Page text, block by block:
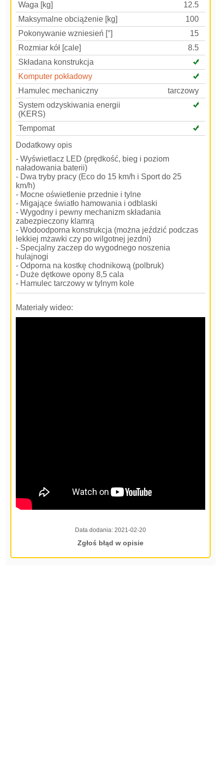
Waga [kg]
12.5
Maksymalne obciążenie [kg]
100
Pokonywanie wzniesień [°]
15
Rozmiar kół [cale]
8.5
Składana konstrukcja
Komputer pokładowy
Hamulec mechaniczny
tarczowy
System odzyskiwania energii
(KERS)
Tempomat
Dodatkowy opis
- Wyświetlacz LED (prędkość, bieg i poziom
naładowania baterii)
- Dwa tryby pracy (Eco do 15 km/h i Sport do 25
km/h)
- Mocne oświetlenie przednie i tylne
- Migające światło hamowania i odblaski
- Wygodny i pewny mechanizm składania
zabezpieczony klamrą
- Wodoodporna konstrukcja (można jeździć podczas
lekkiej mżawki czy po wilgotnej jezdni)
- Specjalny zaczep do wygodnego noszenia
hulajnogi
- Odporna na kostkę chodnikową (polbruk)
- Duże dętkowe opony 8,5 cala
- Hamulec tarczowy w tylnym kole
Materiały wideo:
Data dodania: 2021-02-20
Zgłoś błąd w opisie